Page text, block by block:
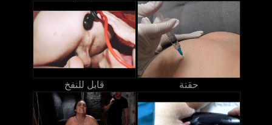
قابل للنفخ حقنة